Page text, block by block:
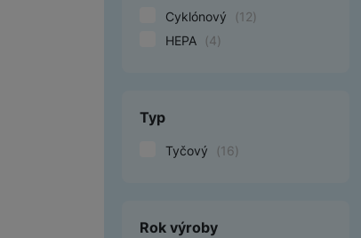
Cyklónový (12)
HEPA
(4)
Typ
Tyčový (16)
Rok výroby